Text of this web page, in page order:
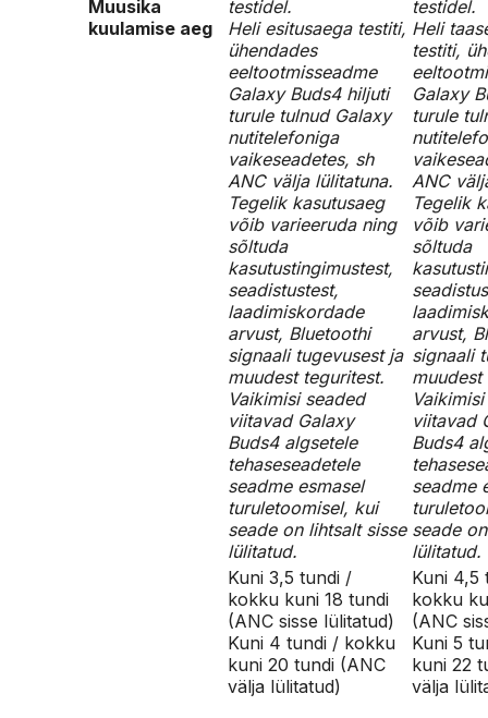
Muusika
kuulamise aeg
testidel.
Heli esitusaega testiti,
ühendades
eeltootmisseadme
Galaxy Buds4 hiljuti
turule tulnud Galaxy
nutitelefoniga
vaikeseadetes, sh
ANC välja lülitatuna.
Tegelik kasutusaeg
võib varieeruda ning
sõltuda
kasutustingimustest,
seadistustest,
laadimiskordade
arvust, Bluetoothi
signaali tugevusest ja
muudest teguritest.
Vaikimisi seaded
viitavad Galaxy
Buds4 algsetele
tehaseseadetele
seadme esmasel
turuletoomisel, kui
seade on lihtsalt sisse
lülitatud.
testidel.
Heli
testiti,
Galaxy
turule
ANC
Tegelik
võib
sõltuda
arvust,
signaali
viitavad
Buds4
seadme
seade
lülitatud.
Kuni 3,5 tundi /
kokku kuni 18 tundi
(ANC sisse lülitatud)
Kuni 4 tundi / kokku
kuni 20 tundi (ANC
välja lülitatud)
Kuni 4,5
kokku
(ANC
Kuni 5
kuni 22
välja